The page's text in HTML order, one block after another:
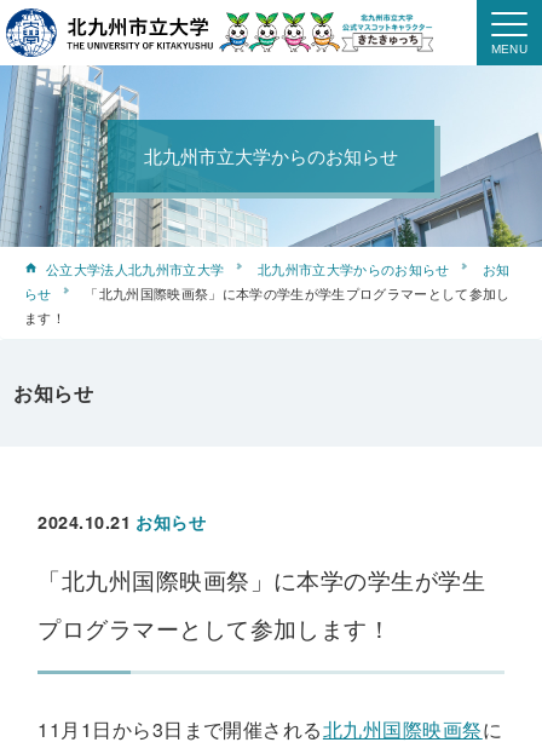
北九州市立大学からのお知らせ
公立大学法人北九州市立大学 北九州市立大学からのお知らせ
お知
らせ
「北九州国際映画祭」に本学の学生が学生プログラマーとして参加し
ます！
お知らせ
2024.10.21 お知らせ
「北九州国際映画祭」に本学の学生が学生
プログラマーとして参加します！
11月1日から3日まで開催される北九州国際映画祭に